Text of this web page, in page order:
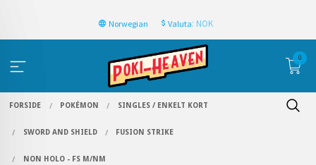
Norwegian Valuta: NOK
0
FORSIDE POKÉMON SINGLES / ENKELT KORT
SWORD AND SHIELD FUSION STRIKE
NON HOLO - FS M/NM